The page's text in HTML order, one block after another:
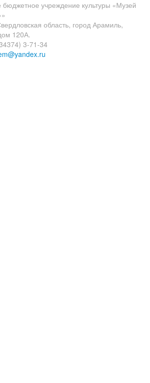
учреждение культуры «Музей
область, город Арамиль,
120А.
3-71-34